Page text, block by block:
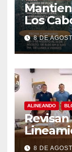
Los
apoyos
8 DE
ALINEANDO
en Los
8 DE